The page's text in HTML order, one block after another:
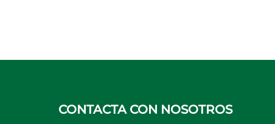
CONTACTA CON NOSOTROS